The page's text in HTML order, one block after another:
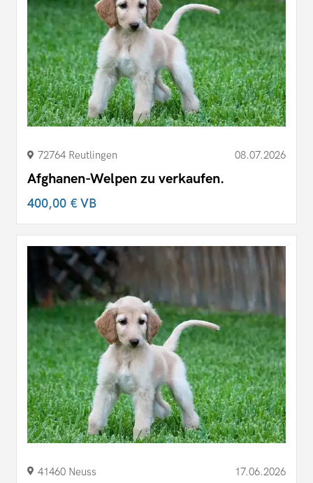
72764 Reutlingen 08.07.2026
Afghanen-Welpen zu verkaufen.
400,00 €VB
41460 Neuss 17.06.2026